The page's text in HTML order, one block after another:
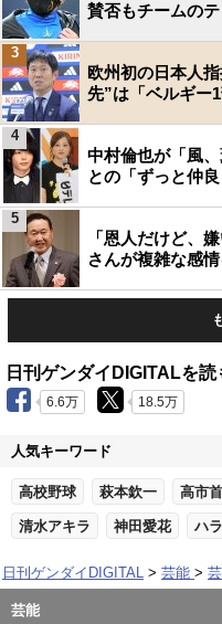
賛否もチームの
欧州初の日本人
先”は「ベルギー
3
中村倫也が「風
との「ずっと仲
4
「恩人だけど、
さんが複雑な感
5
日刊ゲンダイDIGITALを読
6.6万 18.5万
人気キーワード
高校野球 萩本欽一 高市
清水アキラ 神田愛花 ハ
日刊ゲンダイDIGITAL 芸能
芸能